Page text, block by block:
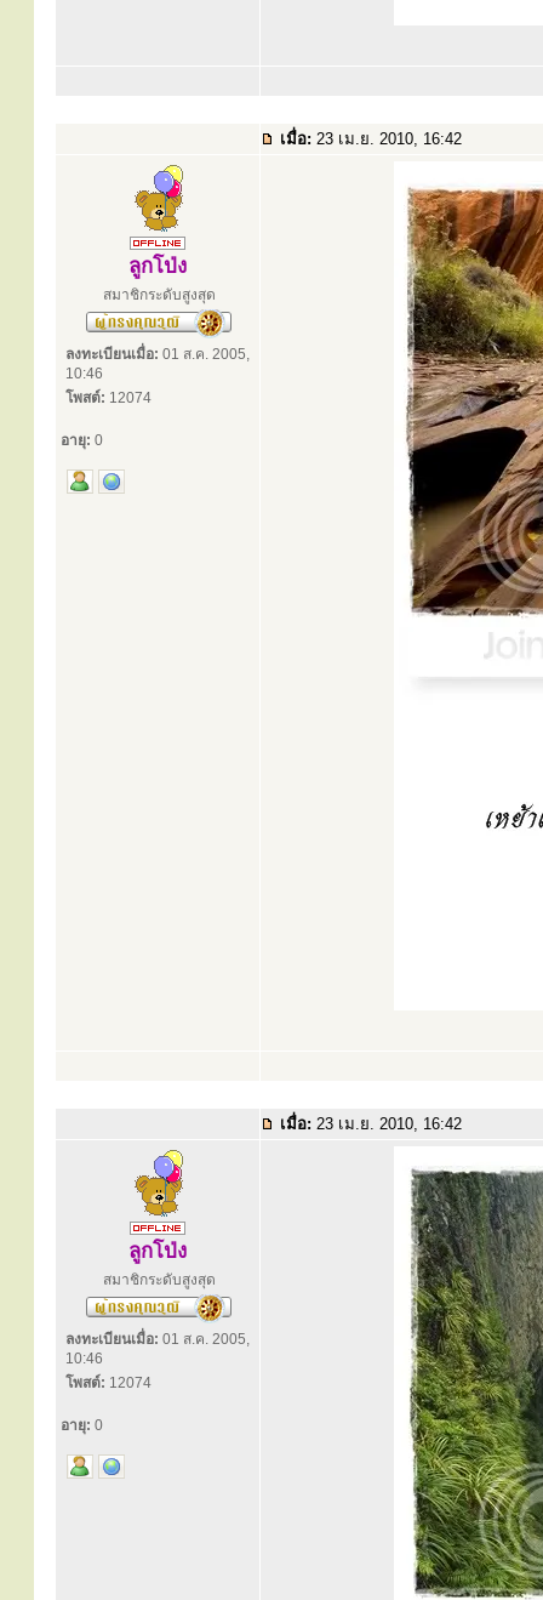
เมื่อ: 23 เม.ย. 2010, 16:42
ลูกโป่ง
สมาชิกระดับสูงสุด
ลงทะเบียนเมื่อ: 01 ส.ค. 2005,
10:46
โพสต์: 12074
อายุ: 0
เมื่อ: 23 เม.ย. 2010, 16:42
ลูกโป่ง
สมาชิกระดับสูงสุด
ลงทะเบียนเมื่อ: 01 ส.ค. 2005,
10:46
โพสต์: 12074
อายุ: 0